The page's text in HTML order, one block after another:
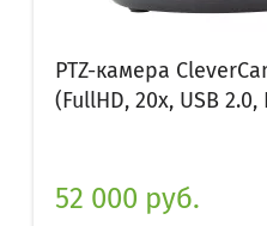
PTZ-камера
(FullHD, 20x, USB 2.0,
52 000 руб.